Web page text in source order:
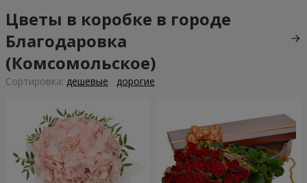
Цветы в коробке в городе
Благодаровка
(Комсомольское)
Cортировка: дешевые дорогие